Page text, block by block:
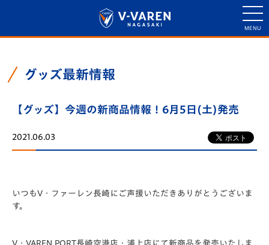
グッズ最新情報
【グッズ】今週の新商品情報！6月5日(土)発売
2021.06.03
いつもV・ファーレン長崎にご声援いただきありがとうございま
す。
V・VAREN PORT長崎空港店・浦上店にて新商品を発売いたしま